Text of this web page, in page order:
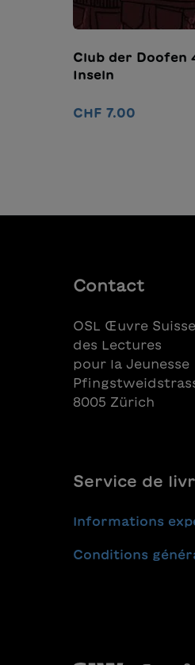
Club der Doofen
Inseln
CHF 7.00
Contact
OSL Œuvre Suisse
des Lectures
pour la Jeunesse
8005 Zürich
Service de
Informations
Conditions